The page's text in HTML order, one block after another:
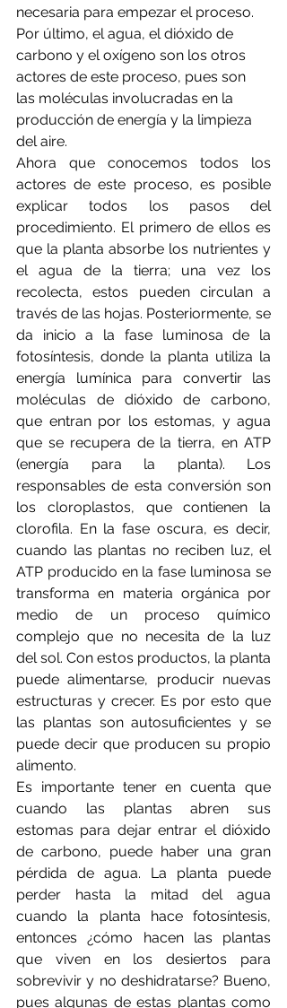
necesaria para empezar el proceso.
Por último, el agua, el dióxido de
carbono y el oxígeno son los otros
actores de este proceso, pues son
las moléculas involucradas en la
producción de energía y la limpieza
del aire.
Ahora que conocemos todos los
actores de este proceso, es posible
explicar todos los pasos del
procedimiento. El primero de ellos es
que la planta absorbe los nutrientes y
el agua de la tierra; una vez los
recolecta, estos pueden circulan a
través de las hojas. Posteriormente, se
da inicio a la fase luminosa de la
fotosíntesis, donde la planta utiliza la
energía lumínica para convertir las
moléculas de dióxido de carbono,
que entran por los estomas, y agua
que se recupera de la tierra, en ATP
(energía para la planta). Los
responsables de esta conversión son
los cloroplastos, que contienen la
clorofila. En la fase oscura, es decir,
cuando las plantas no reciben luz, el
ATP producido en la fase luminosa se
transforma en materia orgánica por
medio de un proceso químico
complejo que no necesita de la luz
del sol. Con estos productos, la planta
puede alimentarse, producir nuevas
estructuras y crecer. Es por esto que
las plantas son autosuficientes y se
puede decir que producen su propio
alimento.
Es importante tener en cuenta que
cuando las plantas abren sus
estomas para dejar entrar el dióxido
de carbono, puede haber una gran
pérdida de agua. La planta puede
perder hasta la mitad del agua
cuando la planta hace fotosíntesis,
entonces ¿cómo hacen las plantas
que viven en los desiertos para
sobrevivir y no deshidratarse? Bueno,
pues algunas de estas plantas como